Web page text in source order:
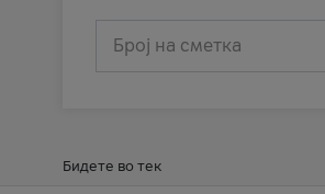
Број на сметка
Бидете во тек